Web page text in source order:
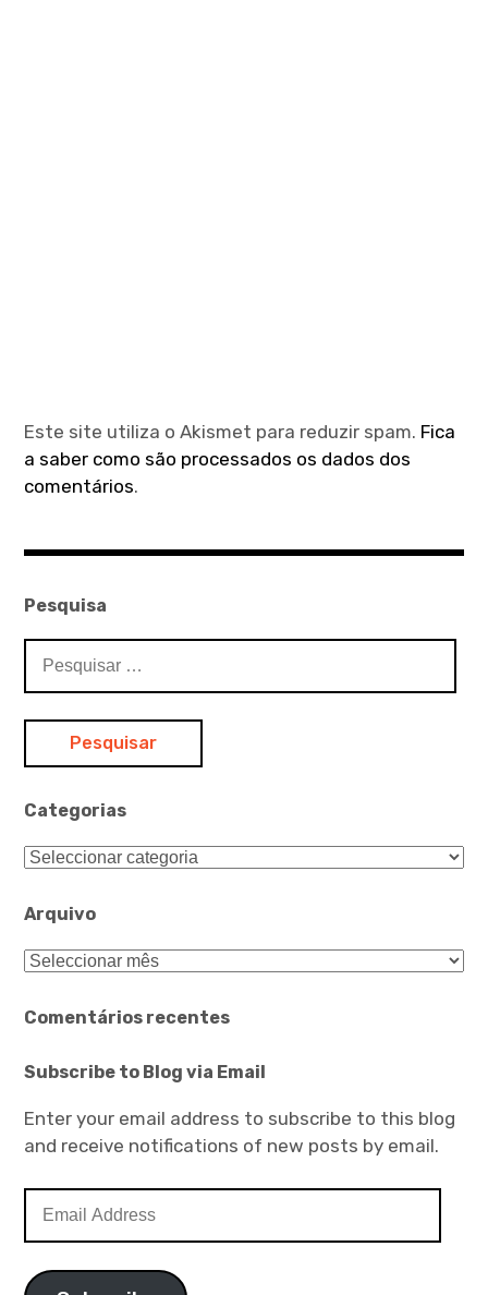
Este site utiliza o Akismet para reduzir spam. Fica
a saber como são processados os dados dos
comentários.
Pesquisa
por:
Categorias
Categorias
Arquivo
Arquivo
Comentários recentes
Subscribe to Blog via Email
Enter your email address to subscribe to this blog
and receive notifications of new posts by email.
Address